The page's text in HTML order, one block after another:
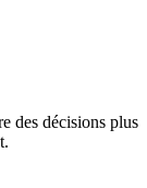
des décisions plus